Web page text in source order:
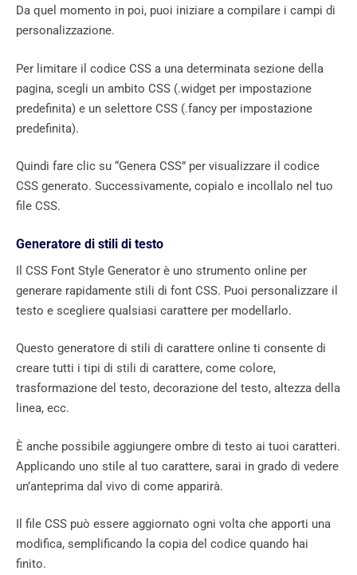
Da quel momento in poi, puoi iniziare a compilare i campi di
personalizzazione.
Per limitare il codice CSS a una determinata sezione della
pagina, scegli un ambito CSS (.widget per impostazione
predefinita) e un selettore CSS (.fancy per impostazione
predefinita).
Quindi fare clic su “Genera CSS” per visualizzare il codice
CSS generato. Successivamente, copialo e incollalo nel tuo
file CSS.
Generatore di stili di testo
Il CSS Font Style Generator è uno strumento online per
generare rapidamente stili di font CSS. Puoi personalizzare il
testo e scegliere qualsiasi carattere per modellarlo.
Questo generatore di stili di carattere online ti consente di
creare tutti i tipi di stili di carattere, come colore,
trasformazione del testo, decorazione del testo, altezza della
linea, ecc.
È anche possibile aggiungere ombre di testo ai tuoi caratteri.
Applicando uno stile al tuo carattere, sarai in grado di vedere
un’anteprima dal vivo di come apparirà.
Il file CSS può essere aggiornato ogni volta che apporti una
modifica, semplificando la copia del codice quando hai
finito.